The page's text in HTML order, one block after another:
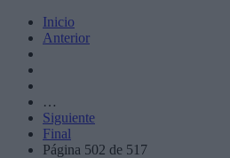
Inicio
Anterior
…
Siguiente
Final
Página 502 de 517